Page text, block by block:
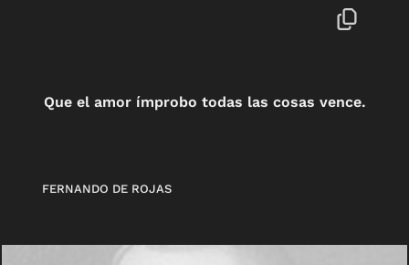
Que el amor ímprobo todas las cosas vence.
FERNANDO DE ROJAS